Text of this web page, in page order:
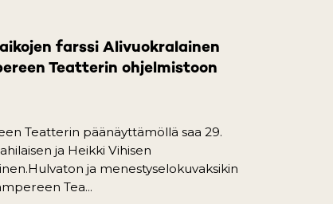
farssi Alivuokralainen
Teatterin ohjelmistoon
Teatterin päänäyttämöllä saa 29.
ja Heikki Vihisen
ja menestyselokuvaksikin
Tea...